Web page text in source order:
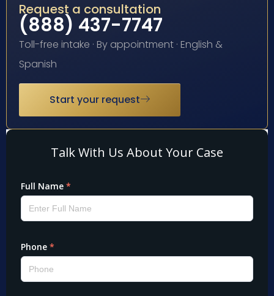
Request a consultation
(888) 437-7747
Toll-free intake · By appointment · English &
Spanish
Start your request